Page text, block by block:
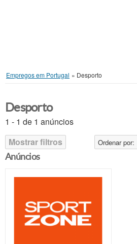
Empregos em Portugal » Desporto
Desporto
1 - 1 de 1 anúncios
Mostrar filtros
Ordenar por:
Anúncios